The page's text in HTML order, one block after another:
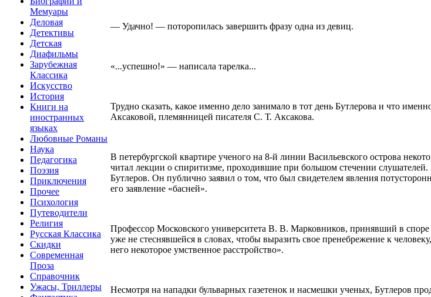
Мемуары
Деловая
Детективы
Детская
Диафильмы
Зарубежная
Классика
Искусство
История
Книги на
иностранных
языках
Любовные Романы
Наука
Педагогика
Поэзия
Приключения
Прочее
Психология
Путеводители
Религия
Русская Классика
Скидки
Современная
Проза
Справочник
Ужасы, Триллеры
— Удачно! — поторопилась завершить фразу одна из девиц.
«...успешно!» — написала тарелка...
Трудно сказать, какое именно дело занимало в тот день Бутлерова и что
Аксаковой, племянницей писателя С. Т. Аксакова.
В петербургской квартире ученого на 8-й линии Васильевского острова
читал лекции о спиритизме, проходившие при большом стечении
Бутлеров. Он публично заявил о том, что был свидетелем явления
его заявление «басней».
Профессор Московского университета В. В. Марковников, принявший в
уже не стеснявшейся в словах, чтобы выразить свое пренебрежение к
него некоторое умственное расстройство».
Несмотря на нападки бульварных газетенок и насмешки ученых, Бутлеров